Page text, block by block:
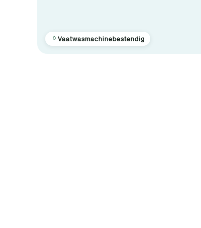
Vaatwasmachinebestendig